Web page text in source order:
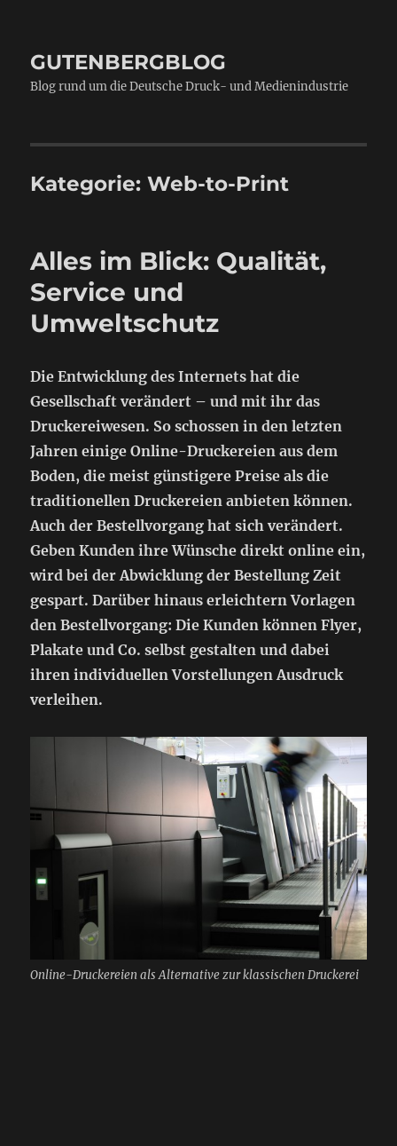
GUTENBERGBLOG
Blog rund um die Deutsche Druck- und Medienindustrie
Kategorie:Web-to-Print
Alles im Blick: Qualität,
Service und
Umweltschutz
Die Entwicklung des Internets hat die
Gesellschaft verändert – und mit ihr das
Druckereiwesen. So schossen in den letzten
Jahren einige Online-Druckereien aus dem
Boden, die meist günstigere Preise als die
traditionellen Druckereien anbieten können.
Auch der Bestellvorgang hat sich verändert.
Geben Kunden ihre Wünsche direkt online ein,
wird bei der Abwicklung der Bestellung Zeit
gespart. Darüber hinaus erleichtern Vorlagen
den Bestellvorgang: Die Kunden können Flyer,
Plakate und Co. selbst gestalten und dabei
ihren individuellen Vorstellungen Ausdruck
verleihen.
Online-Druckereien als Alternative zur klassischen Druckerei